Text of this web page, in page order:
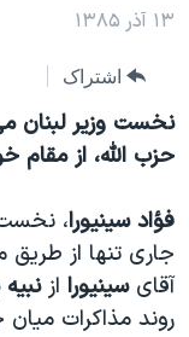
به
اصلی
جهش
به
آمریکا
گزیده‌ها
ویدیوها
فرهنگ و زندگی
حقوق شهروندی
جدول برنامه ها
صفحه‌های ویژه
عملیات خشم
بایگانی برنامه‌های
مستندها
انتخابات ریاست
فرکانس‌های صدای
پخش رادیویی
یادگیری زبان
دنبال کنید
۱۳ آذر ۱۳۸۵
اشتراک
نخست وزير لبنان
حزب الله، از مقام
فؤاد سينيورا، نخست
جاری تنها از
آقایسينيورا از
روند مذاکرات ميان